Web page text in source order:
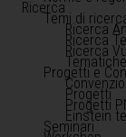
Ricerca
Temi di
Ricerca
Ricerca
Ricerca
Progetti e
Progetti
Progetti
Einstein
Seminari